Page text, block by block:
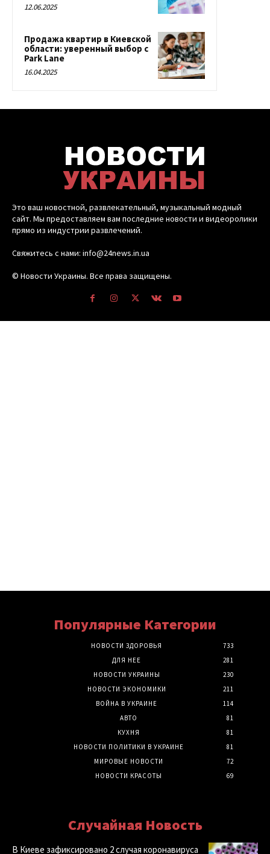
12.06.2025
Продажа квартир в Киевской
области: уверенный выбор с
Park Lane
16.04.2025
Это ваш новостной, развлекательный, музыкальный модный
сайт. Мы предоставляем вам последние новости и видеоролики
прямо из индустрии развлечений.
Свяжитесь с нами: info@24news.in.ua
© Новости Украины. Все права защищены.
Популярные Категории
НОВОСТИ ЗДОРОВЬЯ
733
ДЛЯ НЕЕ
281
НОВОСТИ УКРАИНЫ
230
НОВОСТИ ЭКОНОМИКИ
211
ВОЙНА В УКРАИНЕ
114
АВТО
81
КУХНЯ
81
НОВОСТИ ПОЛИТИКИ В УКРАИНЕ
81
МИРОВЫЕ НОВОСТИ
72
НОВОСТИ КРАСОТЫ
69
Случайная Новость
В Киеве зафиксировано 2 случая коронавируса